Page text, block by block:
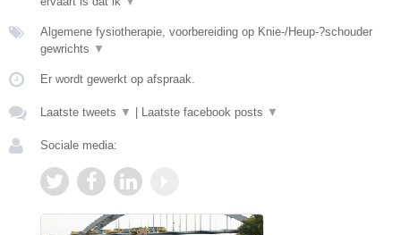
Algemene fysiotherapie, voorbereiding op Knie-/Heup-?schouder
gewrichts ▼
Er wordt gewerkt op afspraak.
Laatste tweets ▼ | Laatste facebook posts ▼
Sociale media: